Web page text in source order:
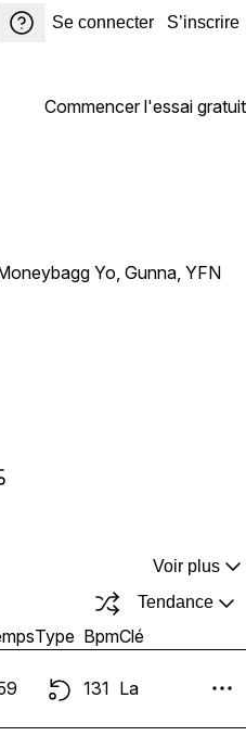
Se connecter S’inscrire
Commencer l'essai gratuit
Yo, Gunna, YFN
Voir plus
Tendance
Type BpmClé
131 La